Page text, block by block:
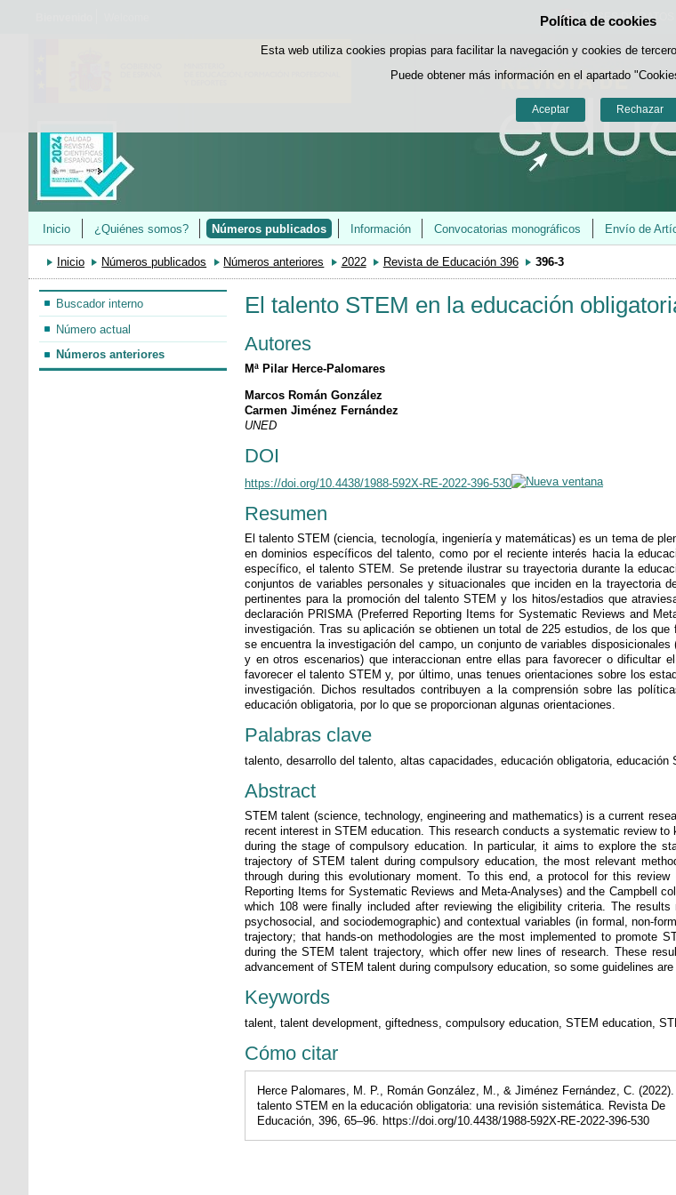
Política de cookies
Esta web utiliza cookies propias para facilitar la navegación y cookies de
Puede obtener más información en el apartado
Aceptar Rechazar
Saltar al
BASES DE DATOS
Inicio ¿Quiénes somos? Números publicados Información Convocatorias monográficos Envío de
Inicio Números publicados Números anteriores 2022 Revista de Educación 396 396-3
Buscador interno
Número actual
Números anteriores
El talento STEM en la educación
Autores
Mª Pilar Herce-Palomares
Marcos Román González
Carmen Jiménez Fernández
UNED
DOI
https://doi.org/10.4438/1988-592X-RE-2022-396-530
Resumen
El talento STEM (ciencia, tecnología, ingeniería y matemáticas) es un tema de
en dominios específicos del talento, como por el reciente interés hacia la
específico, el talento STEM. Se pretende ilustrar su trayectoria durante la
conjuntos de variables personales y situacionales que inciden en la trayectoria
pertinentes para la promoción del talento STEM y los hitos/estadios que
declaración PRISMA (Preferred Reporting Items for Systematic Reviews and
investigación. Tras su aplicación se obtienen un total de 225 estudios, de los
se encuentra la investigación del campo, un conjunto de variables
y en otros escenarios) que interaccionan entre ellas para favorecer o dificultar
favorecer el talento STEM y, por último, unas tenues orientaciones sobre los
investigación. Dichos resultados contribuyen a la comprensión sobre las
educación obligatoria, por lo que se proporcionan algunas orientaciones.
Palabras clave
talento, desarrollo del talento, altas capacidades, educación obligatoria, educación
Abstract
STEM talent (science, technology, engineering and mathematics) is a current
recent interest in STEM education. This research conducts a systematic review
during the stage of compulsory education. In particular, it aims to explore the
trajectory of STEM talent during compulsory education, the most relevant
through during this evolutionary moment. To this end, a protocol for this
Reporting Items for Systematic Reviews and Meta-Analyses) and the Campbell
which 108 were finally included after reviewing the eligibility criteria. The
psychosocial, and sociodemographic) and contextual variables (in formal, non-
trajectory; that hands-on methodologies are the most implemented to promote
during the STEM talent trajectory, which offer new lines of research. These
advancement of STEM talent during compulsory education, so some guidelines are
Keywords
talent, talent development, giftedness, compulsory education, STEM education,
Cómo citar
Herce Palomares, M. P., Román González, M., & Jiménez Fernández, C. (2022).
talento STEM en la educación obligatoria: una revisión sistemática. Revista De
Educación, 396, 65–96. https://doi.org/10.4438/1988-592X-RE-2022-396-530